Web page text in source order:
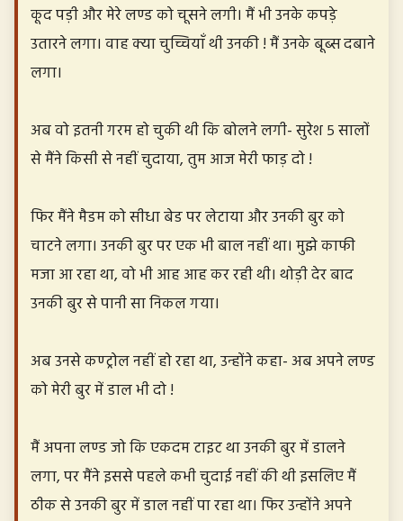
कूद पड़ी और मेरे लण्ड को चूसने लगी। मैं भी उनके कपड़े
उतारने लगा। वाह क्या चुच्चियाँ थी उनकी ! मैं उनके बूब्स दबाने
लगा।
अब वो इतनी गरम हो चुकी थी कि बोलने लगी- सुरेश ५ सालों
से मैंने किसी से नहीं चुदाया, तुम आज मेरी फाड़ दो !
फिर मैंने मैडम को सीधा बेड पर लेटाया और उनकी बुर को
चाटने लगा। उनकी बुर पर एक भी बाल नहीं था। मुझे काफी
मजा आ रहा था, वो भी आह आह कर रही थी। थोड़ी देर बाद
उनकी बुर से पानी सा निकल गया।
अब उनसे कण्ट्रोल नहीं हो रहा था, उन्होंने कहा- अब अपने लण्ड
को मेरी बुर में डाल भी दो !
मैं अपना लण्ड जो कि एकदम टाइट था उनकी बुर में डालने
लगा, पर मैंने इससे पहले कभी चुदाई नहीं की थी इसलिए मैं
ठीक से उनकी बुर में डाल नहीं पा रहा था। फिर उन्होंने अपने